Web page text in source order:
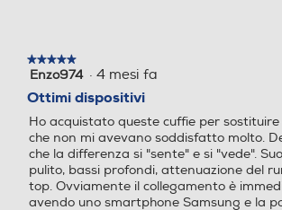
5
su
stelle.
Enzo974
Ottimi dispositivi
Ho acquistato queste cuffie per sostituire
che non mi avevano soddisfatto molto.
che la differenza si "sente" e si "vede".
pulito, bassi profondi, attenuazione del
top. Ovviamente il collegamento è
avendo uno smartphone Samsung e la
di gestirli tramite app è davvero comoda.